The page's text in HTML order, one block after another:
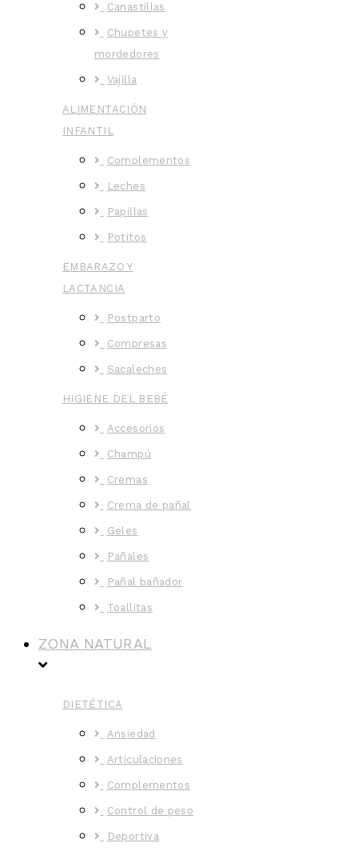
Canastillas
Chupetes y
mordedores
Vajilla
ALIMENTACIÓN
INFANTIL
Complementos
Leches
Papillas
Potitos
EMBARAZO Y
LACTANCIA
Postparto
Compresas
Sacaleches
HIGIENE DEL BEBÉ
Accesorios
Champú
Cremas
Crema de pañal
Geles
Pañales
Pañal bañador
Toallitas
ZONA NATURAL
DIETÉTICA
Ansiedad
Articulaciones
Complementos
Control de peso
Deportiva